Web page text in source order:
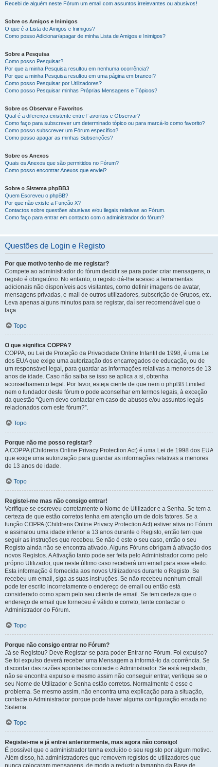
Recebi de alguém neste Fórum um email com assuntos irrelevantes ou abusivos!
Sobre os Amigos e Inimigos
O que é a Lista de Amigos e Inimigos?
Como posso Adicionar/apagar de minha Lista de Amigos e Inimigos?
Sobre a Pesquisa
Como posso Pesquisar?
Por que a minha Pesquisa resultou em nenhuma ocorrência?
Por que a minha Pesquisa resultou em uma página em branco!?
Como posso Pesquisar por Utilizadores?
Como posso Pesquisar minhas Próprias Mensagens e Tópicos?
Sobre os Observar e Favoritos
Qual é a diferença existente entre Favoritos e Observar?
Como faço para subscrever um determinado tópico ou para marcá-lo como favorito?
Como posso subscrever um Fórum específico?
Como posso apagar as minhas Subscrições?
Sobre os Anexos
Quais os Anexos que são permitidos no Fórum?
Como posso encontrar Anexos que enviei?
Sobre o Sistema phpBB3
Quem Escreveu o phpBB?
Por que não existe a Função X?
Contactos sobre questões abusivas e/ou ilegais relativas ao Fórum.
Como faço para entrar em contacto com o administrador do fórum?
Questões de Login e Registo
Por que motivo tenho de me registar?
Compete ao administrador do fórum decidir se para poder criar mensagens, o
registo é obrigatório. No entanto; o registo dá-lhe acesso a ferramentas
adicionais não disponíveis aos visitantes, como definir imagens de avatar,
mensagens privadas, e-mail de outros utilizadores, subscrição de Grupos, etc.
Leva apenas alguns minutos para se registar, daí ser recomendável que o
faça.
Topo
O que significa COPPA?
COPPA, ou Lei de Proteção da Privacidade Online Infantil de 1998, é uma Lei
dos EUA que exige uma autorização dos encarregados de educação, ou de
um responsável legal, para guardar as informações relativas a menores de 13
anos de idade. Caso não saiba se isso se aplica a si, obtenha
aconselhamento legal. Por favor, esteja ciente de que nem o phpBB Limited
nem o fundador deste fórum o pode aconselhar em termos legais, à exceção
da questão “Quem devo contactar em caso de abusos e/ou assuntos legais
relacionados com este fórum?”.
Topo
Porque não me posso registar?
A COPPA (Childrens Online Privacy Protection Act) é uma Lei de 1998 dos EUA
que exige uma autorização para guardar as informações relativas a menores
de 13 anos de idade.
Topo
Registei-me mas não consigo entrar!
Verifique se escreveu corretamente o Nome de Utilizador e a Senha. Se tem a
certeza de que estão corretos tenha em atenção um de dois fatores. Se a
função COPPA (Childrens Online Privacy Protection Act) estiver ativa no Fórum
e assinalou uma idade inferior a 13 anos durante o Registo, então tem que
seguir as instruções que recebeu. Se não é este o seu caso, então o seu
Registo ainda não se encontra ativado. Alguns Fóruns obrigam à ativação dos
novos Registos. A Ativação tanto pode ser feita pelo Administrador como pelo
próprio Utilizador, que neste último caso receberá um email para esse efeito.
Esta informação é fornecida aos novos Utilizadores durante o Registo. Se
recebeu um email, siga as suas instruções. Se não recebeu nenhum email
pode ter escrito incorretamente o endereço de email ou então está
considerado como spam pelo seu cliente de email. Se tem certeza que o
endereço de email que forneceu é válido e correto, tente contactar o
Administrador do Fórum.
Topo
Porque não consigo entrar no Fórum?
Já se Registou? Deve Registar-se para poder Entrar no Fórum. Foi expulso?
Se foi expulso deverá receber uma Mensagem a informá-lo da ocorrência. Se
discordar das razões apontadas contacte o Administrador. Se está registado,
não se encontra expulso e mesmo assim não conseguir entrar, verifique se o
seu Nome de Utilizador e Senha estão corretos. Normalmente é esse o
problema. Se mesmo assim, não encontra uma explicação para a situação,
contacte o Administrador porque pode haver alguma configuração errada no
Sistema.
Topo
Registei-me e já entrei anteriormente, mas agora não consigo!
É possível que o administrador tenha excluído o seu registo por algum motivo.
Além disso, há administradores que removem registos de utilizadores que
nunca colocaram mensagens, de modo a reduzir o tamanho da Base de